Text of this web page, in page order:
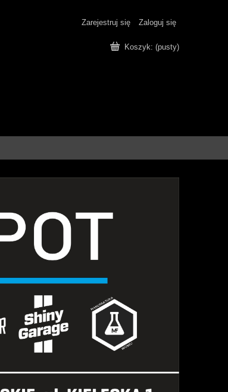
Zarejestruj się Zaloguj się
Koszyk: (pusty)